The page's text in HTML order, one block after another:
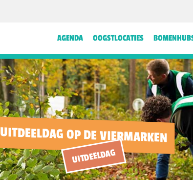
AGENDA OOGSTLOCATIES
UITDEELDAG OP DE VIERMARKEN
UITDEELDAG